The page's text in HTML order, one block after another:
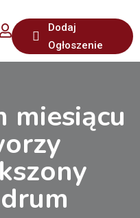
Dodaj
Ogłoszenie
miesiącu